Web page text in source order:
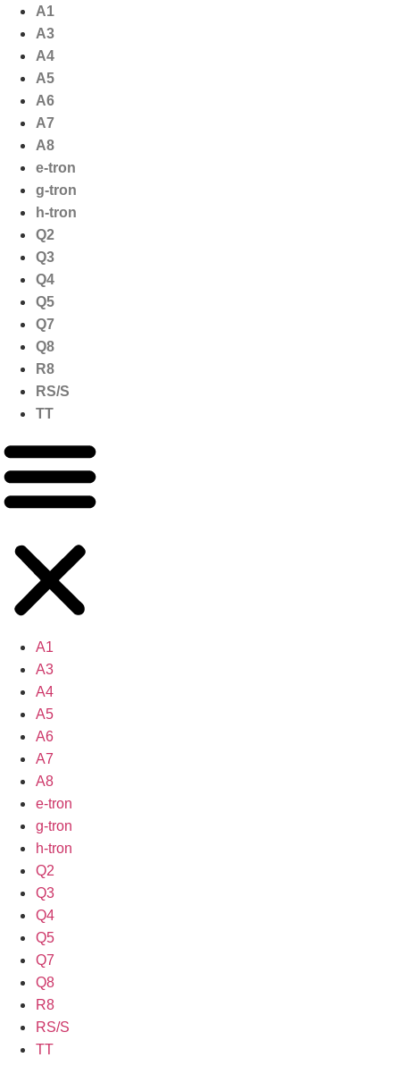
naar
inhoud
A1
A3
A4
A5
A6
A7
A8
e-tron
g-tron
h-tron
Q2
Q3
Q4
Q5
Q7
Q8
R8
RS/S
TT
A1
A3
A4
A5
A6
A7
A8
e-tron
g-tron
h-tron
Q2
Q3
Q4
Q5
Q7
Q8
R8
RS/S
TT